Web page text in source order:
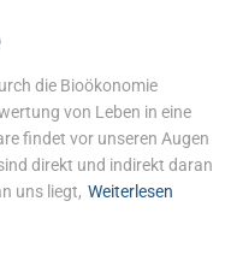
die Bioökonomie
von Leben in eine
findet vor unseren Augen
direkt und indirekt daran
uns liegt, Weiterlesen